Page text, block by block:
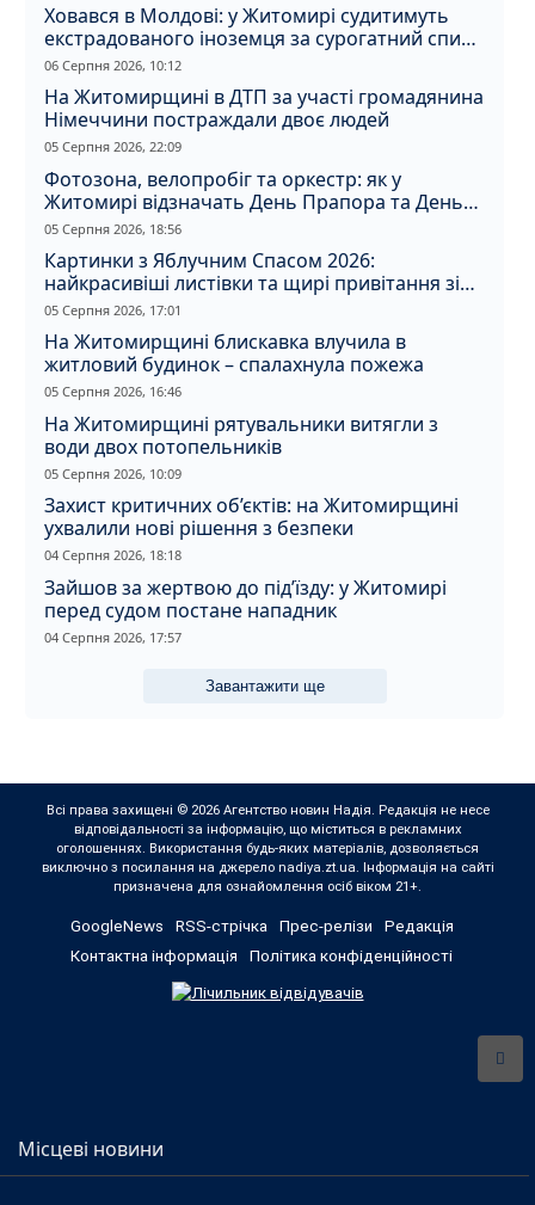
Ховався в Молдові: у Житомирі судитимуть
екстрадованого іноземця за сурогатний спирт
і відмивання грошей
06 Серпня 2026, 10:12
На Житомирщині в ДТП за участі громадянина
Німеччини постраждали двоє людей
05 Серпня 2026, 22:09
Фотозона, велопробіг та оркестр: як у
Житомирі відзначать День Прапора та День
Незалежності
05 Серпня 2026, 18:56
Картинки з Яблучним Спасом 2026:
найкрасивіші листівки та щирі привітання зі
святом
05 Серпня 2026, 17:01
На Житомирщині блискавка влучила в
житловий будинок – спалахнула пожежа
05 Серпня 2026, 16:46
На Житомирщині рятувальники витягли з
води двох потопельників
05 Серпня 2026, 10:09
Захист критичних об’єктів: на Житомирщині
ухвалили нові рішення з безпеки
04 Серпня 2026, 18:18
Зайшов за жертвою до під’їзду: у Житомирі
перед судом постане нападник
04 Серпня 2026, 17:57
Завантажити ще
Всі права захищені © 2026 Агентство новин Надія. Редакція не несе
відповідальності за інформацію, що міститься в рекламних
оголошеннях. Використання будь-яких матеріалів, дозволяється
виключно з посилання на джерело nadiya.zt.ua. Інформація на сайті
призначена для ознайомлення осіб віком 21+.
GoogleNews RSS-стрічка Прес-релізи
Редакція
Контактна інформація
Політика конфіденційності
Місцеві новини